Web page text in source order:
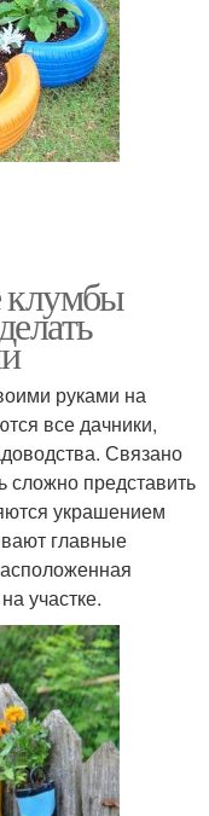
клумбы
руками на
все дачники,
Связано
сложно представить
украшением
главные
участке.